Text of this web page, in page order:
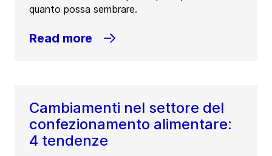
quanto possa sembrare.
Read more
Cambiamenti nel settore del
confezionamento alimentare:
4 tendenze